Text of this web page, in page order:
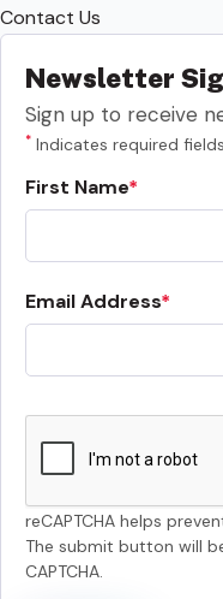
Contact Us
Newsletter
Sign up to receive
* Indicates required fields
First Name
Email Address
reCAPTCHA helps
The submit button will
CAPTCHA.